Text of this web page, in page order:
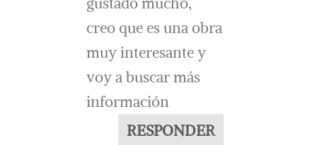
creo que es una obra
muy interesante y
voy a buscar más
información
RESPONDER